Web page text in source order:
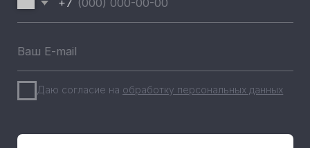
info@pandora-volt.ru
Политика